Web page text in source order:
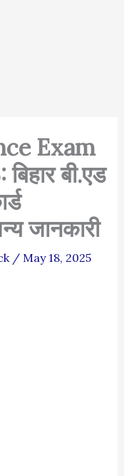
Exam
बी.एड
जानकारी
/ May 18, 2025